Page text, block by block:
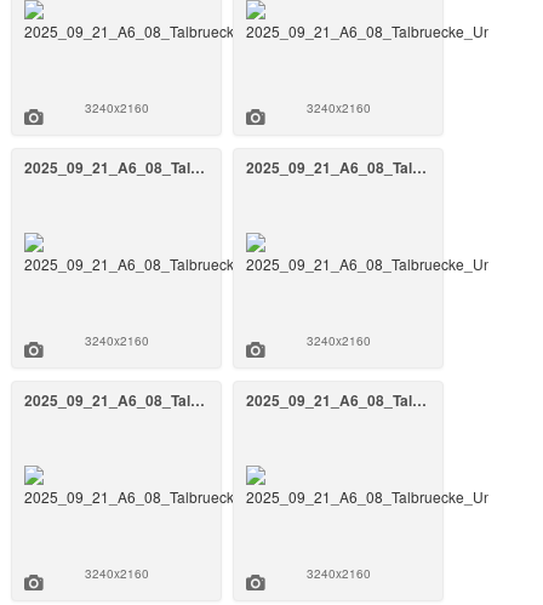
3240x2160 3240x2160
2025_09_21_A6_08_Talbruecke_Unterrieden_BW_808a_September_2025_45_FrankenAir.jpg
3240x2160
2025_09_21_A6_08_Talbruecke_Unterrieden_BW_808a_September_2025_44_FrankenAir.jpg
3240x2160
2025_09_21_A6_08_Talbruecke_Unterrieden_BW_808a_September_2025_43_FrankenAir.jpg
3240x2160
2025_09_21_A6_08_Talbruecke_Unterrieden_BW_808a_September_2025_42_FrankenAir.jpg
3240x2160